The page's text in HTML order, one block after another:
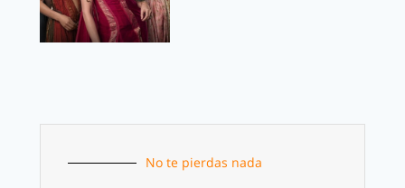
No te pierdas nada